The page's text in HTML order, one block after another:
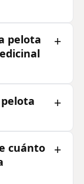
pelota
cuánto